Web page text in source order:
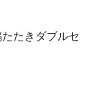
たきダブルセ